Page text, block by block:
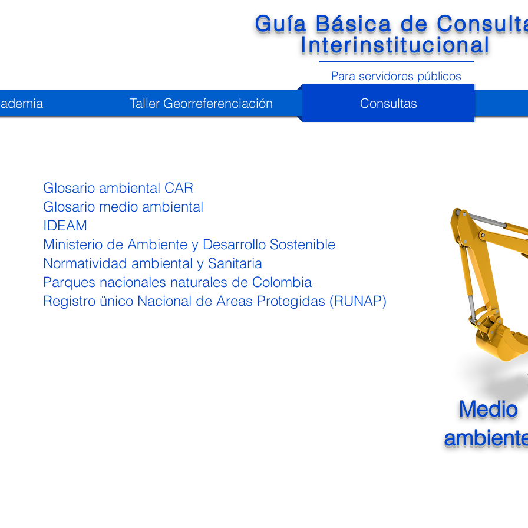
Guía Básica de
Interinstitucional
Para servidores públicos
Taller Georreferenciación Consultas
Glosario ambiental CAR
Glosario medio ambiental
IDEAM
Ministerio de Ambiente y Desarrollo Sostenible
Normatividad ambiental y Sanitaria
Parques nacionales naturales de Colombia
Registro ünico Nacional de Areas Protegidas (RUNAP)
Medio